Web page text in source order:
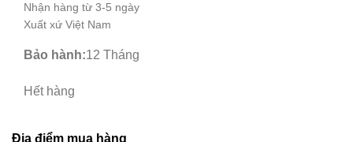
Nhận hàng từ 3-5 ngày
Xuất xứ Việt Nam
Bảo hành:12 Tháng
Hết hàng
Địa điểm mua hàng